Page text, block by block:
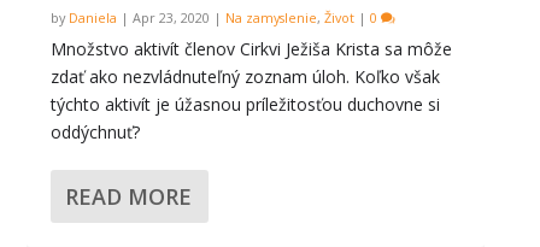
by Daniela |Apr 23, 2020 | Na zamyslenie,Život |0
Množstvo aktivít členov Cirkvi Ježiša Krista sa môže
zdať ako nezvládnuteľný zoznam úloh. Koľko však
týchto aktivít je úžasnou príležitosťou duchovne si
oddýchnuť?
READ MORE